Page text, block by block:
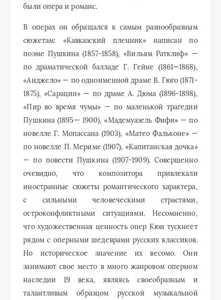
были опера и романс.
В операх он обращался к самым разнообразным
сюжетам: «Кавказский пленник» написан по
поэме Пушкина (1857-1858), «Вильям Ратклиф» —
по драматической балладе Г. Гейне (1861—1868),
«Анджело» — по одноименной драме В. Гюго (1871-
1875), «Сарацин» — по драме А. Дюма (1896-1898),
«Пир во время чумы» — по маленькой трагедии
Пушкина (1895— 1900), «Мадемуазель Фифи» — по
новелле Г. Мопассана (1903), «Матео Фальконе» —
по новелле П. Мериме (1907), «Капитанская дочка»
— по повести Пушкина (1907-1909). Совершенно
очевидно, что композитора привлекали
иностранные сюжеты романтического характера,
с сильными человеческими страстями,
остроконфликтными ситуациями. Несомненно,
что художественная ценность опер Кюи тускнеет
рядом с оперными шедеврами русских классиков.
Но историческое значение их весомо. Они
занимают свое место в много жанровом оперном
наследии 19 века, являясь своеобразным и
талантливым образцом русской музыкальной